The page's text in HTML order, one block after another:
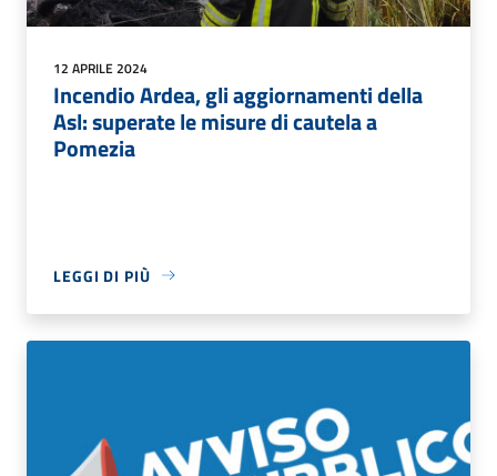
12 APRILE 2024
Incendio Ardea, gli aggiornamenti della
Asl: superate le misure di cautela a
Pomezia
LEGGI DI PIÙ